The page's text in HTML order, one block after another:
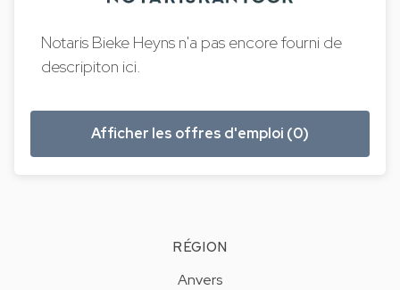
Notaris Bieke Heyns n'a pas encore fourni de
descripiton ici.
Afficher les offres d'emploi (0)
RÉGION
Anvers